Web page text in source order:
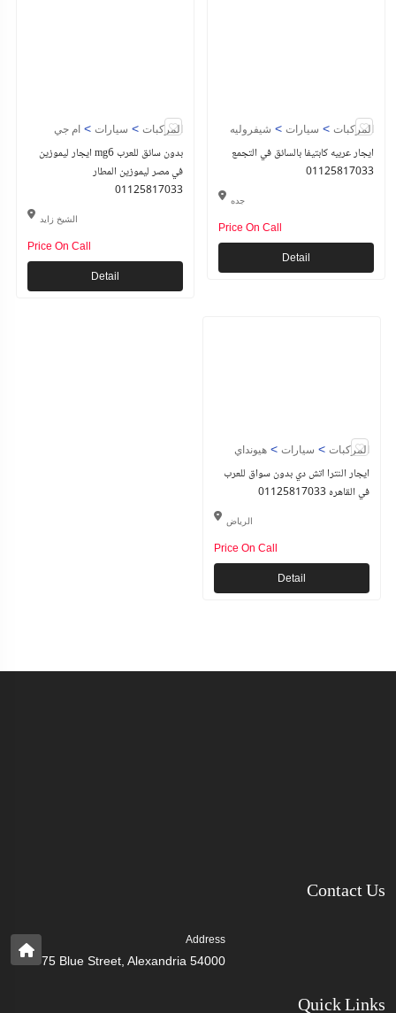
المركبات > سيارات > ام جي
ايجار ليموزين mg6 بدون سائق للعرب
في مصر ليموزين المطار
01125817033
الشيخ زايد
Price On Call
Detail
المركبات > سيارات > شيفروليه
ايجار عربيه كابتيفا بالسائق في التجمع
01125817033
جده
Price On Call
Detail
المركبات > سيارات > هيونداي
ايجار النترا اتش دي بدون سواق للعرب
في القاهره 01125817033
الرياض
Price On Call
Detail
Contact Us
Address
75 Blue Street, Alexandria 54000
Quick Links